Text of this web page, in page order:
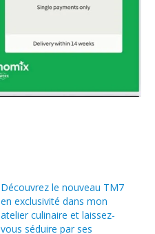
Découvrez le nouveau TM7
en exclusivité dans mon
atelier culinaire et laissez-
vous séduire par ses